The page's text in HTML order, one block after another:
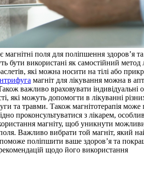
поля для поліпшення здоров’я
використані як самостійний
які можна носити на тілі або
магніт для лікування можна в
важливо враховувати
які можуть допомогти в лікуванні
та травми. Також магнітотерапія
проконсультуватися з лікарем,
магніту, щоб уникнути
Важливо вибрати той магніт, який
поліпшити ваше здоров’я та
щодо його використання